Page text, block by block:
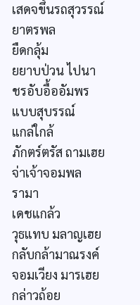
เสดจขึ้นรถสุวรรณ์
ยาตรพล
ยืดกลุ้ม
ยยาบป่วน ไปนา
ชรอับอื้ออัมพร
แบบสุบรรณ์
แกล่ใกล้
ภักตร์ตรัส ถามเฮย
จ่าเจ้าจอมพล
รามา
เดชแกล้ว
วุธแทบ มลาญเฮย
กลับกล้ามาณรงค์
จอมเวียง มารเฮย
กล่าวถ้อย